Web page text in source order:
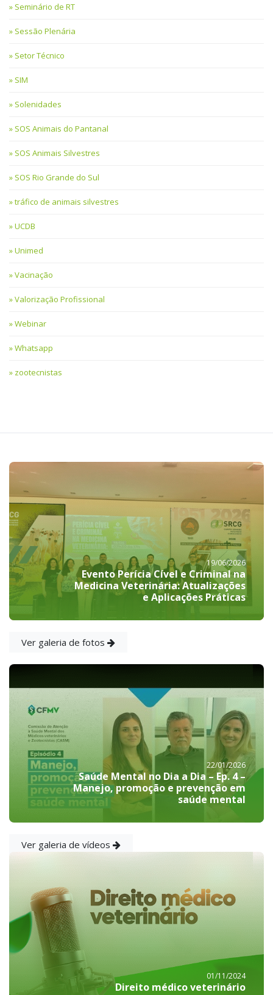
Seminário de RT
Sessão Plenária
Setor Técnico
SIM
Solenidades
SOS Animais do Pantanal
SOS Animais Silvestres
SOS Rio Grande do Sul
tráfico de animais silvestres
UCDB
Unimed
Vacinação
Valorização Profissional
Webinar
Whatsapp
zootecnistas
19/06/2026
Evento Perícia Cível e Criminal na
Medicina Veterinária: Atualizações
e Aplicações Práticas
Ver galeria de fotos
22/01/2026
Saúde Mental no Dia a Dia – Ep. 4 –
Manejo, promoção e prevenção em
saúde mental
Ver galeria de vídeos
01/11/2024
Direito médico veterinário